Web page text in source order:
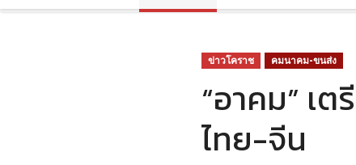
ข่าวโคราช คมนาคม-ขนส่ง
“อาคม” เ
ไทย-จีน